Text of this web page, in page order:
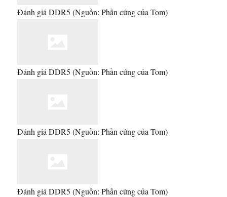
Đánh giá DDR5(Nguồn: Phần cứng của Tom)
Đánh giá DDR5(Nguồn: Phần cứng của Tom)
Đánh giá DDR5(Nguồn: Phần cứng của Tom)
Đánh giá DDR5(Nguồn: Phần cứng của Tom)